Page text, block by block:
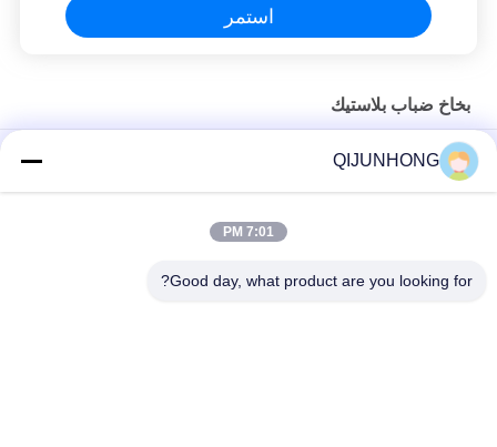
استمر
بخاخ ضباب بلاستيك
80 مل 100 مل بخاخ ضباب بلاستيكي ، بخاخ ضباب مضلع مع غطاء
شفاف
QIJUNHONG
7:01 PM
Good day, what product are you looking for?